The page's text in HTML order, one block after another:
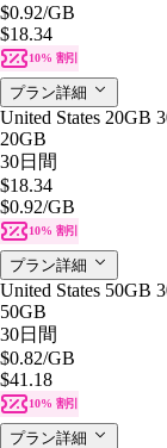
$0.92/GB
$18.34
10% 割引
プラン詳細
United States 20GB
20GB
30日間
$18.34
$0.92/GB
10% 割引
プラン詳細
United States 50GB
50GB
30日間
$0.82/GB
$41.18
10% 割引
プラン詳細